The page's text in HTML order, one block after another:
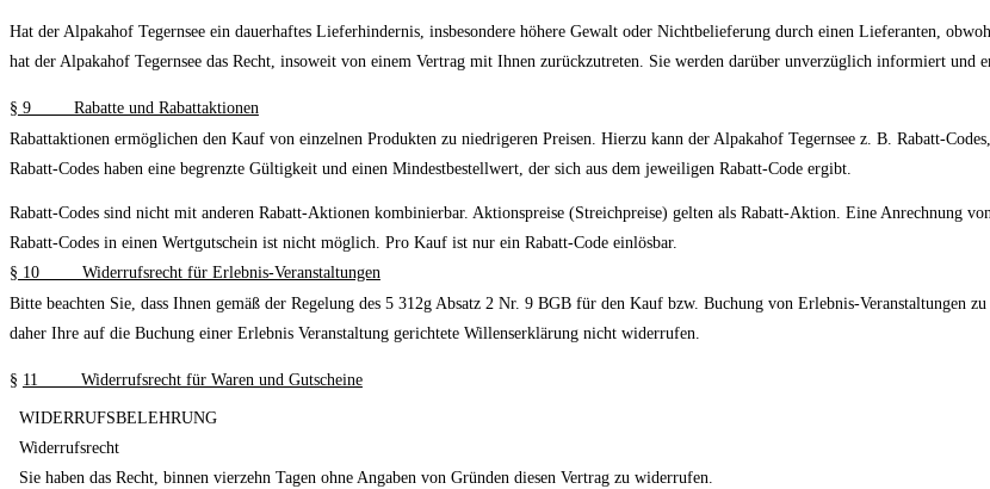
Hat der Alpakahof Tegernsee ein dauerhaftes Lieferhindernis, insbesondere höhere Gewalt oder Nichtbelieferung durch einen Lieferanten,
hat der Alpakahof Tegernsee das Recht, insoweit von einem Vertrag mit Ihnen zurückzutreten. Sie werden darüber unverzüglich informiert und
§ 9 Rabatte und Rabattaktionen
Rabattaktionen ermöglichen den Kauf von einzelnen Produkten zu niedrigeren Preisen. Hierzu kann der Alpakahof Tegernsee z. B. Rabatt-
Rabatt-Codes haben eine begrenzte Gültigkeit und einen Mindestbestellwert, der sich aus dem jeweiligen Rabatt-Code ergibt.
Rabatt-Codes sind nicht mit anderen Rabatt-Aktionen kombinierbar. Aktionspreise (Streichpreise) gelten als Rabatt-Aktion. Eine Anrechnung
Rabatt-Codes in einen Wertgutschein ist nicht möglich. Pro Kauf ist nur ein Rabatt-Code einlösbar.
§ 10 Widerrufsrecht für Erlebnis-Veranstaltungen
Bitte beachten Sie, dass Ihnen gemäß der Regelung des 5 312g Absatz 2 Nr. 9 BGB für den Kauf bzw. Buchung von Erlebnis-Veranstaltungen
daher Ihre auf die Buchung einer Erlebnis Veranstaltung gerichtete Willenserklärung nicht widerrufen.
§ 11 Widerrufsrecht für Waren und Gutscheine
WIDERRUFSBELEHRUNG
Widerrufsrecht
Sie haben das Recht, binnen vierzehn Tagen ohne Angaben von Gründen diesen Vertrag zu widerrufen.